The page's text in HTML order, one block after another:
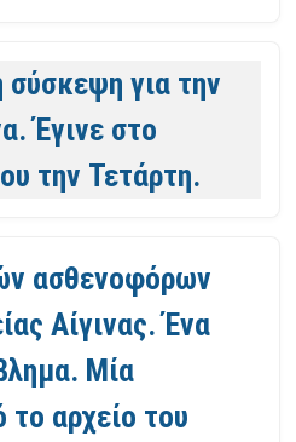
για την
Έγινε στο
την Τετάρτη.
ασθενοφόρων
Αίγινας. Ένα
Μία
αρχείο του